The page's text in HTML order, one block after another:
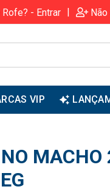
- Entrar |
VIP